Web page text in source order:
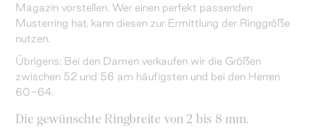
Magazin vorstellen. Wer einen perfekt passenden
Musterring hat, kann diesen zur Ermittlung der Ringgröße
nutzen.
Übrigens: Bei den Damen verkaufen wir die Größen
zwischen 52 und 56 am häufigsten und bei den Herren
60-64.
Die gewünschte Ringbreite von 2 bis 8 mm.